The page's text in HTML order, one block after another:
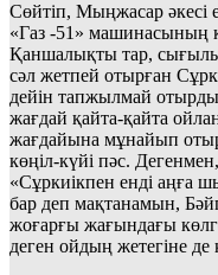
Сөйтіп, Мыңжасар әкесі
«Газ -51» машинасының
Қаншалықты тар,
сәл жетпей отырған
дейін тапжылмай
жағдай қайта-қайта
жағдайына мұнайып
көңіл-күйі пәс.
«Сұркиікпен енді аңға
бар деп мақтанамын,
жоғарғы жағындағы
деген ойдың жетегіне